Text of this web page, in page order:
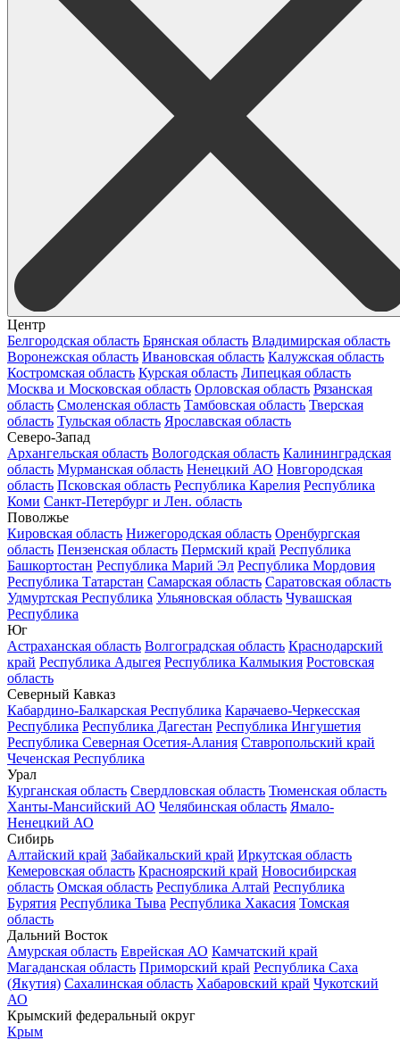
Центр
Белгородская область Брянская область Владимирская область
Воронежская область Ивановская область Калужская область
Костромская область Курская область Липецкая область
Москва и Московская область Орловская область Рязанская
область Смоленская область Тамбовская область Тверская
область Тульская область Ярославская область
Северо-Запад
Архангельская область Вологодская область Калининградская
область Мурманская область Ненецкий АО Новгородская
область Псковская область Республика Карелия Республика
Коми Санкт-Петербург и Лен. область
Поволжье
Кировская область Нижегородская область Оренбургская
область Пензенская область Пермский край Республика
Башкортостан Республика Марий Эл Республика Мордовия
Республика Татарстан Самарская область Саратовская область
Удмуртская Республика Ульяновская область Чувашская
Республика
Юг
Астраханская область Волгоградская область Краснодарский
край Республика Адыгея Республика Калмыкия Ростовская
область
Северный Кавказ
Кабардино-Балкарская Республика Карачаево-Черкесская
Республика Республика Дагестан Республика Ингушетия
Республика Северная Осетия-Алания Ставропольский край
Чеченская Республика
Урал
Курганская область Свердловская область Тюменская область
Ханты-Мансийский АО Челябинская область Ямало-
Ненецкий АО
Сибирь
Алтайский край Забайкальский край Иркутская область
Кемеровская область Красноярский край Новосибирская
область Омская область Республика Алтай Республика
Бурятия Республика Тыва Республика Хакасия Томская
область
Дальний Восток
Амурская область Еврейская АО Камчатский край
Магаданская область Приморский край Республика Саха
(Якутия) Сахалинская область Хабаровский край Чукотский
АО
Крымский федеральный округ
Крым